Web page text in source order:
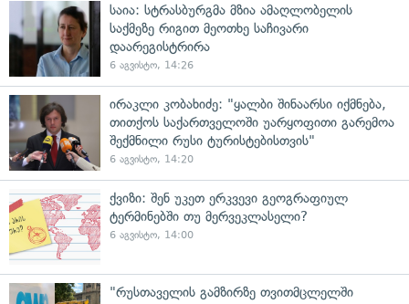
საია: სტრასბურგმა მზია ამაღლობელის
საქმეზე რიგით მეოთხე საჩივარი
დაარეგისტრირა
6 აგვისტო, 14:26
ირაკლი კობახიძე: "ყალბი შინაარსი იქმნება,
თითქოს საქართველოში უარყოფითი გარემოა
შექმნილი რუსი ტურისტებისთვის"
6 აგვისტო, 14:20
ქვიზი: შენ უკეთ ერკვევი გეოგრაფიულ
ტერმინებში თუ მერვეკლასელი?
6 აგვისტო, 14:00
"რუსთაველის გამზირზე თვითმცლელში